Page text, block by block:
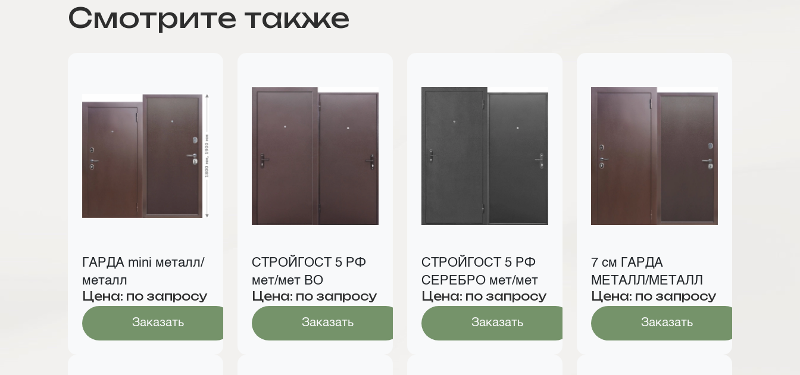
Смотрите также
ГАРДА mini металл/
металл
Цена: по запросу
Заказать
СТРОЙГОСТ 5 РФ
мет/мет ВО
Цена: по запросу
Заказать
СТРОЙГОСТ 5 РФ
СЕРЕБРО мет/мет
Цена: по запросу
Заказать
7 см ГАРДА
МЕТАЛЛ/МЕТАЛЛ
Цена: по запросу
Заказать